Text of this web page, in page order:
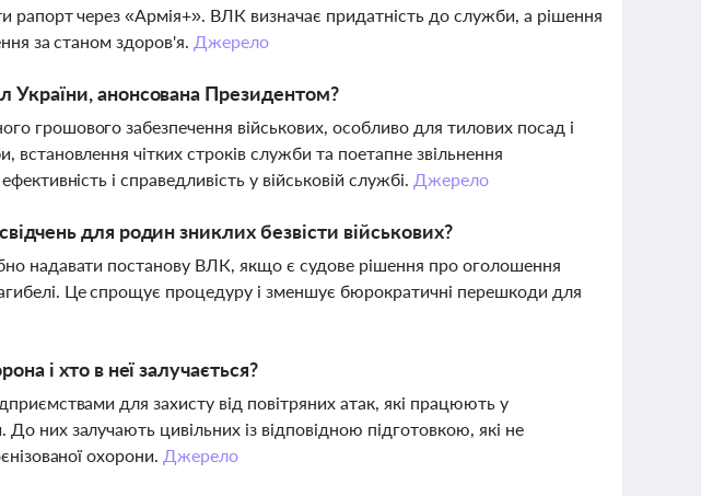
рапорт через «Армія+». ВЛК визначає придатність до служби, а рішення
за станом здоров'я. Джерело
анонсована Президентом?
грошового забезпечення військових, особливо для тилових посад і
чітких строків служби та поетапне звільнення
і справедливість у військовій службі. Джерело
для родин зниклих безвісти військових?
надавати постанову ВЛК, якщо є судове рішення про оголошення
Це спрощує процедуру і зменшує бюрократичні перешкоди для
і хто в неї залучається?
для захисту від повітряних атак, які працюють у
них залучають цивільних із відповідною підготовкою, які не
охорони. Джерело